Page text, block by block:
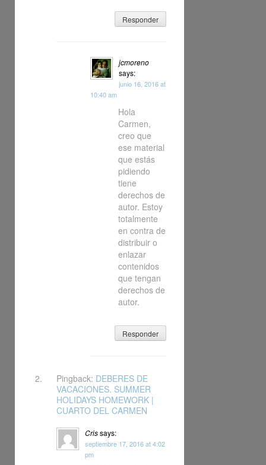
Responder
jcmoreno
says:
junio 16, 2016 at
10:40 am
Hola
Carmen,
creo que
ese material
que estás
pidiendo
tiene
derechos de
autor. Estoy
totalmente
en contra de
distribuir o
enlazar
contenidos
que tengan
derechos de
autor.
Responder
Pingback: DEBERES DE
VACACIONES. SUMMER
HOLIDAYS HOMEWORK |
CUARTO DEL CARMEN
Crissays:
septiembre 17, 2016 at 4:02
pm